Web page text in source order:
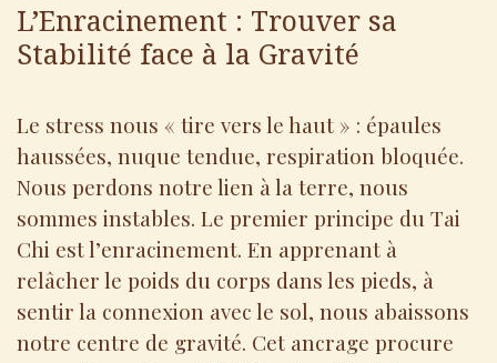
L’Enracinement : Trouver sa
Stabilité face à la Gravité
Le stress nous « tire vers le haut » : épaules
haussées, nuque tendue, respiration bloquée.
Nous perdons notre lien à la terre, nous
sommes instables. Le premier principe du Tai
Chi est l’enracinement. En apprenant à
relâcher le poids du corps dans les pieds, à
sentir la connexion avec le sol, nous abaissons
notre centre de gravité. Cet ancrage procure